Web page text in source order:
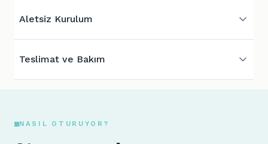
Aletsiz Kurulum
Teslimat ve Bakım
NASIL OTURUYOR?